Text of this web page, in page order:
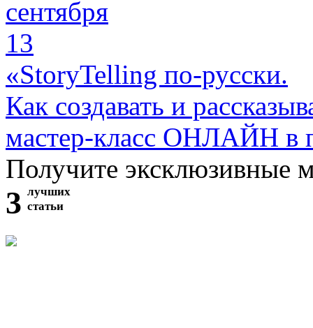
сентября
13
«StoryTelling по-русски.
Как создавать и
мастер-класс ОНЛАЙН в
Получите эксклюзивные
3 лучших
статьи